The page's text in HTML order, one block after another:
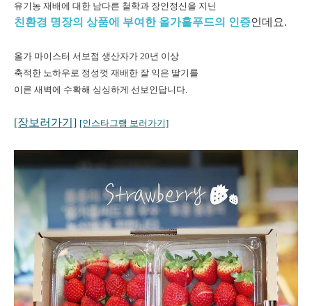
유기농 재배에 대한 남다른 철학과 장인정신을 지닌
친환경 명장의 상품에 부여한 올가홀푸드의 인증인데요.
올가 마이스터 서보점 생산자가 20년 이상
축적한 노하우로 정성껏 재배한 잘 익은 딸기를
이른 새벽에 수확해 싱싱하게 선보인답니다.
[장보러가기] [인스타그램 보러가기]